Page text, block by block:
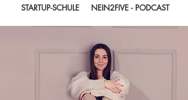
STARTUP-SCHULE NEIN2FIVE - PODCAST